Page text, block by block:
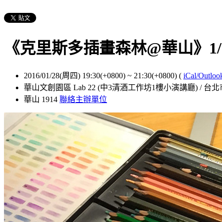
《克里斯多插畫森林@華山
2016/01/28(周四) 19:30(+0800) ~ 21:30(+0800) ( iCal/
華山文創園區 Lab 22 (中3清酒工作坊1樓小演講廳) / 台
華山 1914 聯絡主辦單位